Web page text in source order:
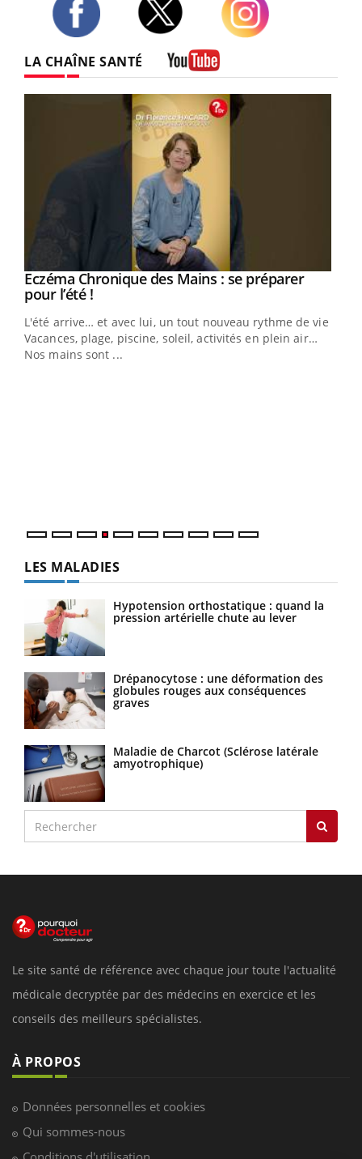
LA CHAÎNE SANTÉ
Youtube
Eczéma Chronique des Mains : se préparer
pour l’été !Youtube
L'été arrive… et avec lui, un tout nouveau rythme de vie !
Vacances, plage, piscine, soleil, activités en plein air…
Nos mains sont ...
LES MALADIES
Hypotension orthostatique : quand la
pression artérielle chute au lever
Drépanocytose : une déformation des
globules rouges aux conséquences
graves
Maladie de Charcot (Sclérose latérale
amyotrophique)
Le site santé de référence avec chaque jour toute l'actualité
médicale decryptée par des médecins en exercice et les
conseils des meilleurs spécialistes.
À PROPOS
Données personnelles et cookies
Qui sommes-nous